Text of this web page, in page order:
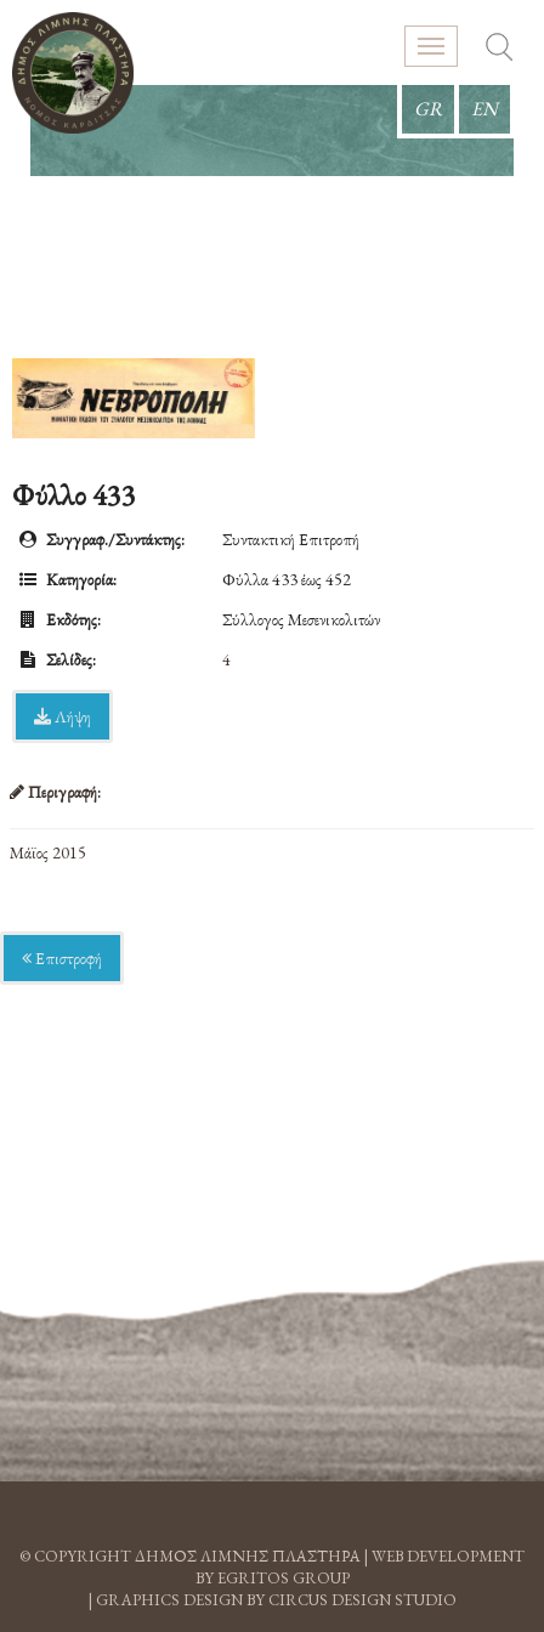
GR EN
Φύλλο 433
Συγγραφ./Συντάκτης:
Συντακτική Επιτροπή
Κατηγορία:
Φύλλα 433 έως 452
Εκδότης:
Σύλλογος Μεσενικολιτών
Σελίδες:
4
Λήψη
Περιγραφή:
Μάϊος 2015
Επιστροφή
© COPYRIGHT ΔΗΜΟΣ ΛΙΜΝΗΣ ΠΛΑΣΤΗΡΑ | WEB DEVELOPMENT
BY EGRITOS GROUP
| GRAPHICS DESIGN BY CIRCUS DESIGN STUDIO